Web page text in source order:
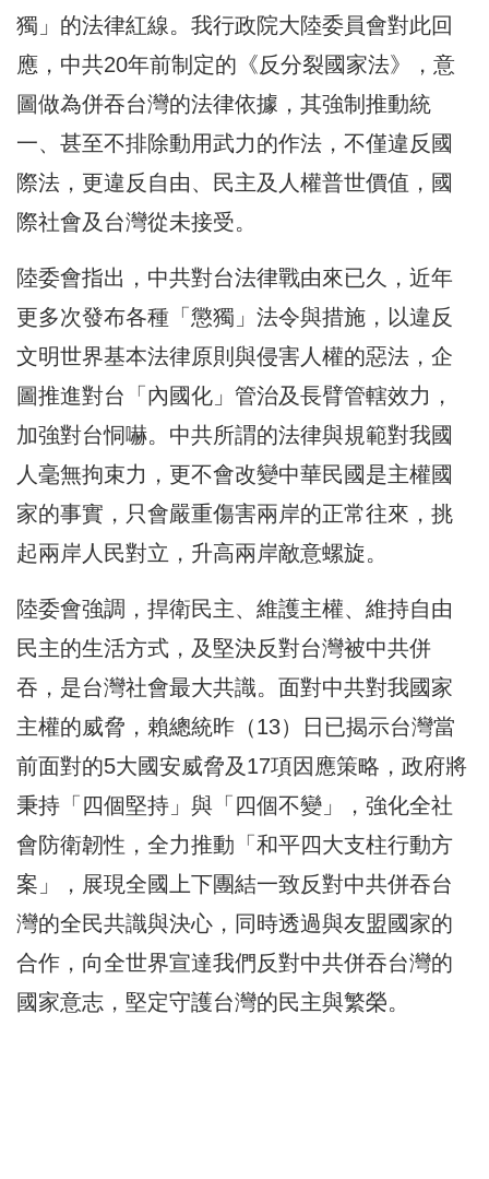
獨」的法律紅線。我行政院大陸委員會對此回
應，中共20年前制定的《反分裂國家法》，意
圖做為併吞台灣的法律依據，其強制推動統
一、甚至不排除動用武力的作法，不僅違反國
際法，更違反自由、民主及人權普世價值，國
際社會及台灣從未接受。
陸委會指出，中共對台法律戰由來已久，近年
更多次發布各種「懲獨」法令與措施，以違反
文明世界基本法律原則與侵害人權的惡法，企
圖推進對台「內國化」管治及長臂管轄效力，
加強對台恫嚇。中共所謂的法律與規範對我國
人毫無拘束力，更不會改變中華民國是主權國
家的事實，只會嚴重傷害兩岸的正常往來，挑
起兩岸人民對立，升高兩岸敵意螺旋。
陸委會強調，捍衛民主、維護主權、維持自由
民主的生活方式，及堅決反對台灣被中共併
吞，是台灣社會最大共識。面對中共對我國家
主權的威脅，賴總統昨（13）日已揭示台灣當
前面對的5大國安威脅及17項因應策略，政府將
秉持「四個堅持」與「四個不變」，強化全社
會防衛韌性，全力推動「和平四大支柱行動方
案」，展現全國上下團結一致反對中共併吞台
灣的全民共識與決心，同時透過與友盟國家的
合作，向全世界宣達我們反對中共併吞台灣的
國家意志，堅定守護台灣的民主與繁榮。